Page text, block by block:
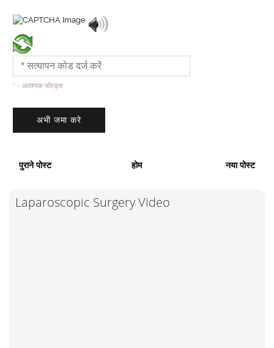
* - आवश्यक फील्ड्स
पुराने पोस्ट होम नया पोस्ट
Laparoscopic Surgery Video